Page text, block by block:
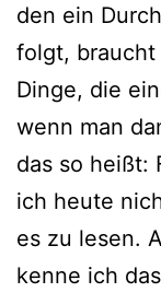
den ein
folgt, braucht
Dinge, die
wenn man
das so heißt:
ich heu­te
es zu lesen.
ken­ne ich